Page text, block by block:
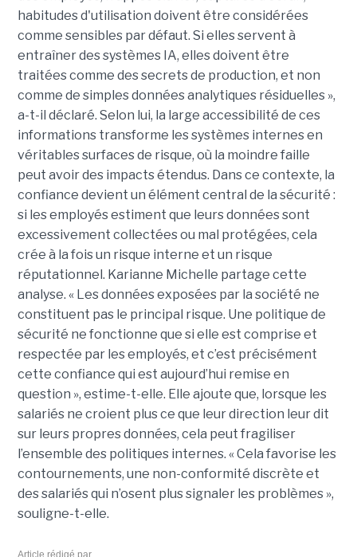
habitudes d'utilisation doivent être considérées
comme sensibles par défaut. Si elles servent à
entraîner des systèmes IA, elles doivent être
traitées comme des secrets de production, et non
comme de simples données analytiques résiduelles »,
a-t-il déclaré. Selon lui, la large accessibilité de ces
informations transforme les systèmes internes en
véritables surfaces de risque, où la moindre faille
peut avoir des impacts étendus. Dans ce contexte, la
confiance devient un élément central de la sécurité :
si les employés estiment que leurs données sont
excessivement collectées ou mal protégées, cela
crée à la fois un risque interne et un risque
réputationnel. Karianne Michelle partage cette
analyse. « Les données exposées par la société ne
constituent pas le principal risque. Une politique de
sécurité ne fonctionne que si elle est comprise et
respectée par les employés, et c’est précisément
cette confiance qui est aujourd’hui remise en
question », estime-t-elle. Elle ajoute que, lorsque les
salariés ne croient plus ce que leur direction leur dit
sur leurs propres données, cela peut fragiliser
l’ensemble des politiques internes. « Cela favorise les
contournements, une non-conformité discrète et
des salariés qui n’osent plus signaler les problèmes »,
souligne-t-elle.